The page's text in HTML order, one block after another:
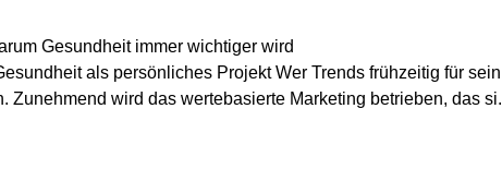
Gesundheit immer wichtiger wird
als persönliches Projekt Wer Trends frühzeitig für
wird das wertebasierte Marketing betrieben, das